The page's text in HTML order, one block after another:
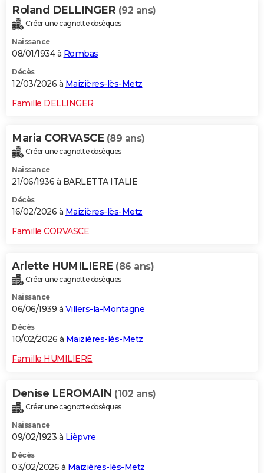
Roland DELLINGER (92 ans)
Créer une cagnotte obsèques
Naissance
08/01/1934 à Rombas
Décès
12/03/2026 à Maizières-lès-Metz
Famille DELLINGER
Maria CORVASCE (89 ans)
Créer une cagnotte obsèques
Naissance
21/06/1936 à BARLETTA ITALIE
Décès
16/02/2026 à Maizières-lès-Metz
Famille CORVASCE
Arlette HUMILIERE (86 ans)
Créer une cagnotte obsèques
Naissance
06/06/1939 à Villers-la-Montagne
Décès
10/02/2026 à Maizières-lès-Metz
Famille HUMILIERE
Denise LEROMAIN (102 ans)
Créer une cagnotte obsèques
Naissance
09/02/1923 à Lièpvre
Décès
03/02/2026 à Maizières-lès-Metz